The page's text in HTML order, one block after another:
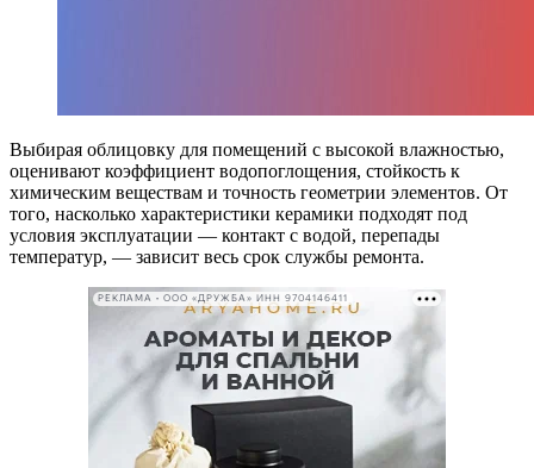
Выбирая облицовку для помещений с высокой влажностью,
оценивают коэффициент водопоглощения, стойкость к
химическим веществам и точность геометрии элементов. От
того, насколько характеристики керамики подходят под
условия эксплуатации — контакт с водой, перепады
температур, — зависит весь срок службы ремонта.
РЕКЛАМА • ООО «ДРУЖБА» ИНН 9704146411